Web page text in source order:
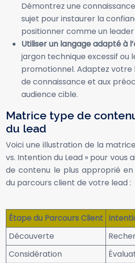
Démontrez une
sujet pour instaurer la
positionner comme un leader
Utiliser un langage adapté à
jargon technique excessif ou
promotionnel. Adaptez votre
de connaissance et aux
audience cible.
Matrice type de
du lead
Voici une illustration de la
vs. Intention du Lead » pour vous
de contenu le plus approprié
du parcours client de votre lead :
Étape du Parcours Client
Découverte
Considération